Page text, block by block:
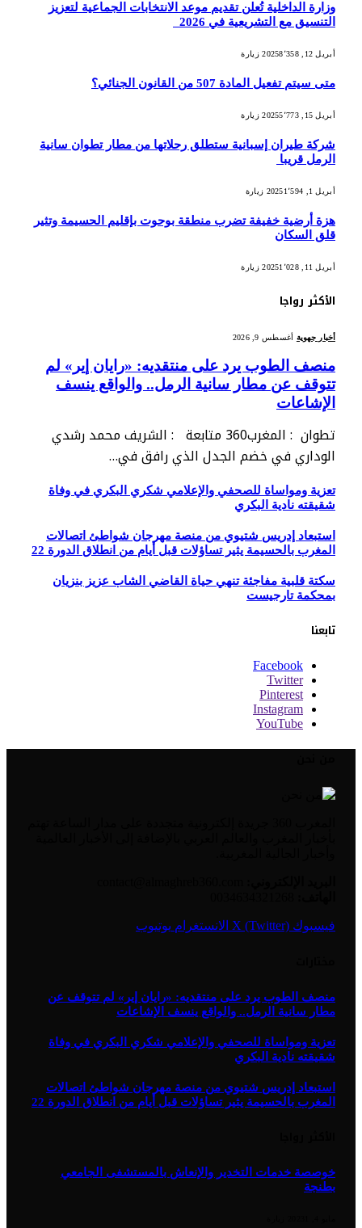
وزارة الداخلية تُعلن تقديم موعد الانتخابات الجماعية لتعزيز
التنسيق مع التشريعية في 2026
أبريل 12, 2025 8٬358 زيارة
متى سيتم تفعيل المادة 507 من القانون الجنائي؟
أبريل 15, 2025 5٬773 زيارة
شركة طيران إسبانية ستطلق رحلاتها من مطار تطوان سانية
الرمل قريبا
أبريل 1, 2025 1٬594 زيارة
هزة أرضية خفيفة تضرب منطقة بوحوت بإقليم الحسيمة وتثير
قلق السكان
أبريل 11, 2025 1٬028 زيارة
الأكثر رواجا
أخبار جهوية أغسطس 9, 2026
منصف الطوب يرد على منتقديه: «رايان إير» لم
تتوقف عن مطار سانية الرمل.. والواقع ينسف
الإشاعات
تطوان : المغرب360 متابعة : الشريف محمد رشدي
الوداري في خضم الجدل الذي رافق في…
تعزية ومواساة للصحفي والإعلامي شكري البكري في وفاة
شقيقته نادية البكري
استبعاد إدريس شتيوي من منصة مهرجان شواطئ اتصالات
المغرب بالحسيمة يثير تساؤلات قبل أيام من انطلاق الدورة 22
سكتة قلبية مفاجئة تنهي حياة القاضي الشاب عزيز بنزيان
بمحكمة تارجيست
تابعنا
Facebook
Twitter
Pinterest
Instagram
YouTube
فيسبوك X (Twitter) الانستغرام يوتيوب
منصف الطوب يرد على منتقديه: «رايان إير» لم تتوقف عن
مطار سانية الرمل.. والواقع ينسف الإشاعات
تعزية ومواساة للصحفي والإعلامي شكري البكري في وفاة
شقيقته نادية البكري
استبعاد إدريس شتيوي من منصة مهرجان شواطئ اتصالات
المغرب بالحسيمة يثير تساؤلات قبل أيام من انطلاق الدورة 22
خوصصة خدمات التخدير والإنعاش بالمستشفى الجامعي
بطنجة